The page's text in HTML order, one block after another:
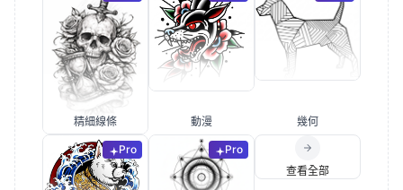
精細線條 動漫 幾何
Pro Pro
查看全部